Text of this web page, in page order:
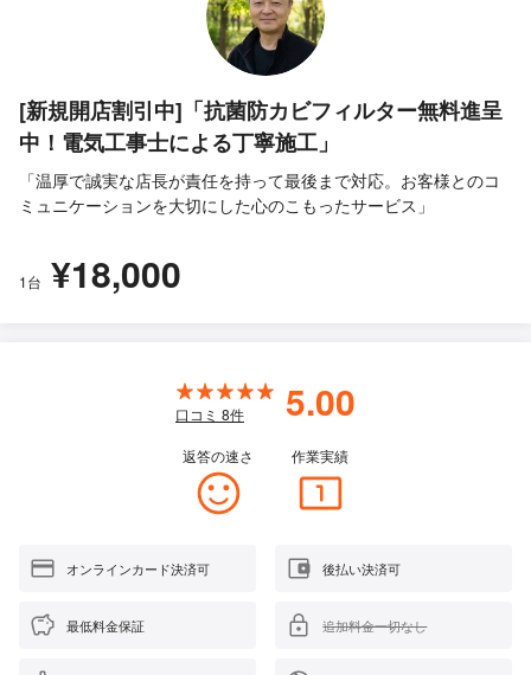
[新規開店割引中]「抗菌防カビフィルター無料進呈
中！電気工事士による丁寧施工」
「温厚で誠実な店長が責任を持って最後まで対応。お客様とのコ
ミュニケーションを大切にした心のこもったサービス」
1台 ¥18,000
口コミ 8件 5.00
返答の速さ 作業実績
オンラインカード決済可 後払い決済可
最低料金保証 追加料金一切なし